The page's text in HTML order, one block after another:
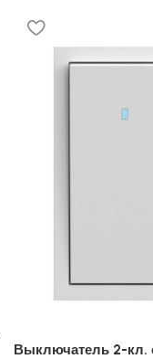
Выключатель 2-кл.